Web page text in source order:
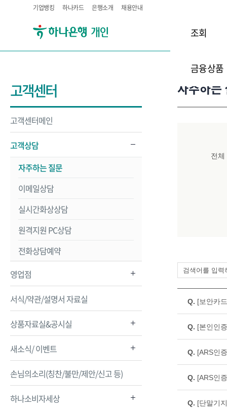
기업뱅킹 하나카드 은행소개 채용안내
조회
금융상품
고객센터
고객센터메인
고객상담
자주하는 질문
이메일상담
실시간화상상담
원격지원 PC상담
전화상담예약
영업점
서식/약관/설명서 자료실
상품자료실&공시실
새소식/ 이벤트
손님의소리(칭찬/불만/제안/신고 등)
하나소비자세상
자주하
전체
Q. [보안카
A. 영업점에
Q. [본인인
A. 이체성 거
우 스마
- 전자금
Q. [ARS인
A. 인터넷뱅
또한 하
- 스마트
Q. [ARS인
A. ARS 인증
단, 예금
Q. [단말기